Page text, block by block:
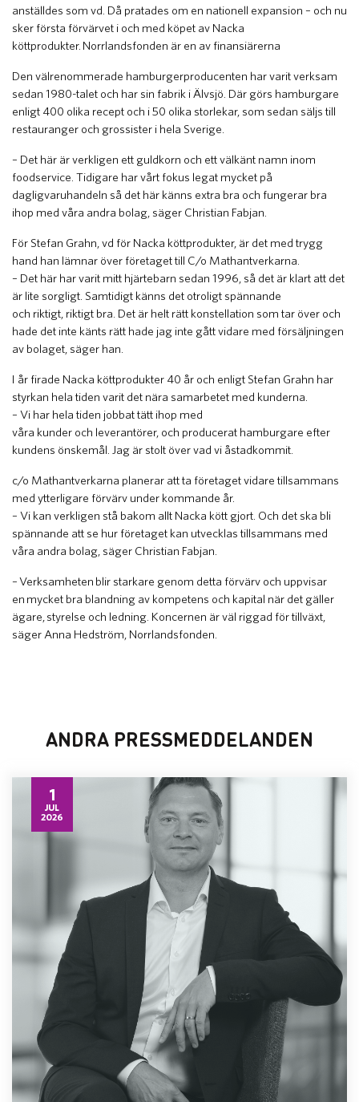
anställdes som vd. Då pratades om en nationell expansion – och nu
sker första förvärvet i och med köpet av Nacka
köttprodukter. Norrlandsfonden är en av finansiärerna
Den välrenommerade hamburgerproducenten har varit verksam
sedan 1980-talet och har sin fabrik i Älvsjö. Där görs hamburgare
enligt 400 olika recept och i 50 olika storlekar, som sedan säljs till
restauranger och grossister i hela Sverige.
– Det här är verkligen ett guldkorn och ett välkänt namn inom
foodservice. Tidigare har vårt fokus legat mycket på
dagligvaruhandeln så det här känns extra bra och fungerar bra
ihop med våra andra bolag, säger Christian Fabjan.
För Stefan Grahn, vd för Nacka köttprodukter, är det med trygg
hand han lämnar över företaget till C/o Mathantverkarna.
– Det här har varit mitt hjärtebarn sedan 1996, så det är klart att det
är lite sorgligt. Samtidigt känns det otroligt spännande
och riktigt, riktigt bra. Det är helt rätt konstellation som tar över och
hade det inte känts rätt hade jag inte gått vidare med försäljningen
av bolaget, säger han.
I år firade Nacka köttprodukter 40 år och enligt Stefan Grahn har
styrkan hela tiden varit det nära samarbetet med kunderna.
– Vi har hela tiden jobbat tätt ihop med
våra kunder och leverantörer, och producerat hamburgare efter
kundens önskemål. Jag är stolt över vad vi åstadkommit.
c/o Mathantverkarna planerar att ta företaget vidare tillsammans
med ytterligare förvärv under kommande år.
– Vi kan verkligen stå bakom allt Nacka kött gjort. Och det ska bli
spännande att se hur företaget kan utvecklas tillsammans med
våra andra bolag, säger Christian Fabjan.
– Verksamheten blir starkare genom detta förvärv och uppvisar
en mycket bra blandning av kompetens och kapital när det gäller
ägare, styrelse och ledning. Koncernen är väl riggad för tillväxt,
säger Anna Hedström, Norrlandsfonden.
ANDRA PRESSMEDDELANDEN
1
JUL
2026